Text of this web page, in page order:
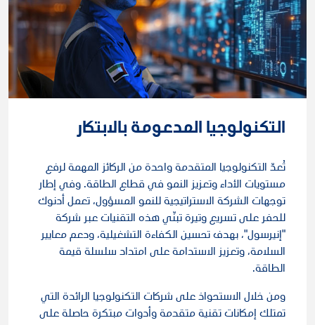
التكنولوجيا المدعومة بالابتكار
تُعدّ التكنولوجيا المتقدمة واحدة من الركائز المهمة لرفع
مستويات الأداء وتعزيز النمو في قطاع الطاقة. وفي إطار
توجهات الشركة الاستراتيجية للنمو المسؤول، تعمل أدنوك
للحفر على تسريع وتيرة تبنّي هذه التقنيات عبر شركة
"إنيرسول"، بهدف تحسين الكفاءة التشغيلية، ودعم معايير
السلامة، وتعزيز الاستدامة على امتداد سلسلة قيمة
الطاقة.
ومن خلال الاستحواذ على شركات التكنولوجيا الرائدة التي
تمتلك إمكانات تقنية متقدمة وأدوات مبتكرة حاصلة على